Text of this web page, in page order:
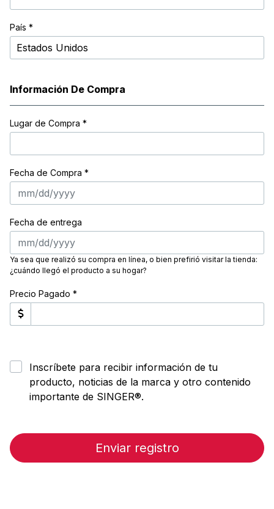
País *
Información De Compra
Lugar de Compra *
Fecha de Compra *
Fecha de entrega
Ya sea que realizó su compra en línea, o bien prefirió visitar la tienda:
¿cuándo llegó el producto a su hogar?
Precio Pagado *
Inscríbete para recibir información de tu
producto, noticias de la marca y otro contenido
importante de SINGER®.
Enviar registro